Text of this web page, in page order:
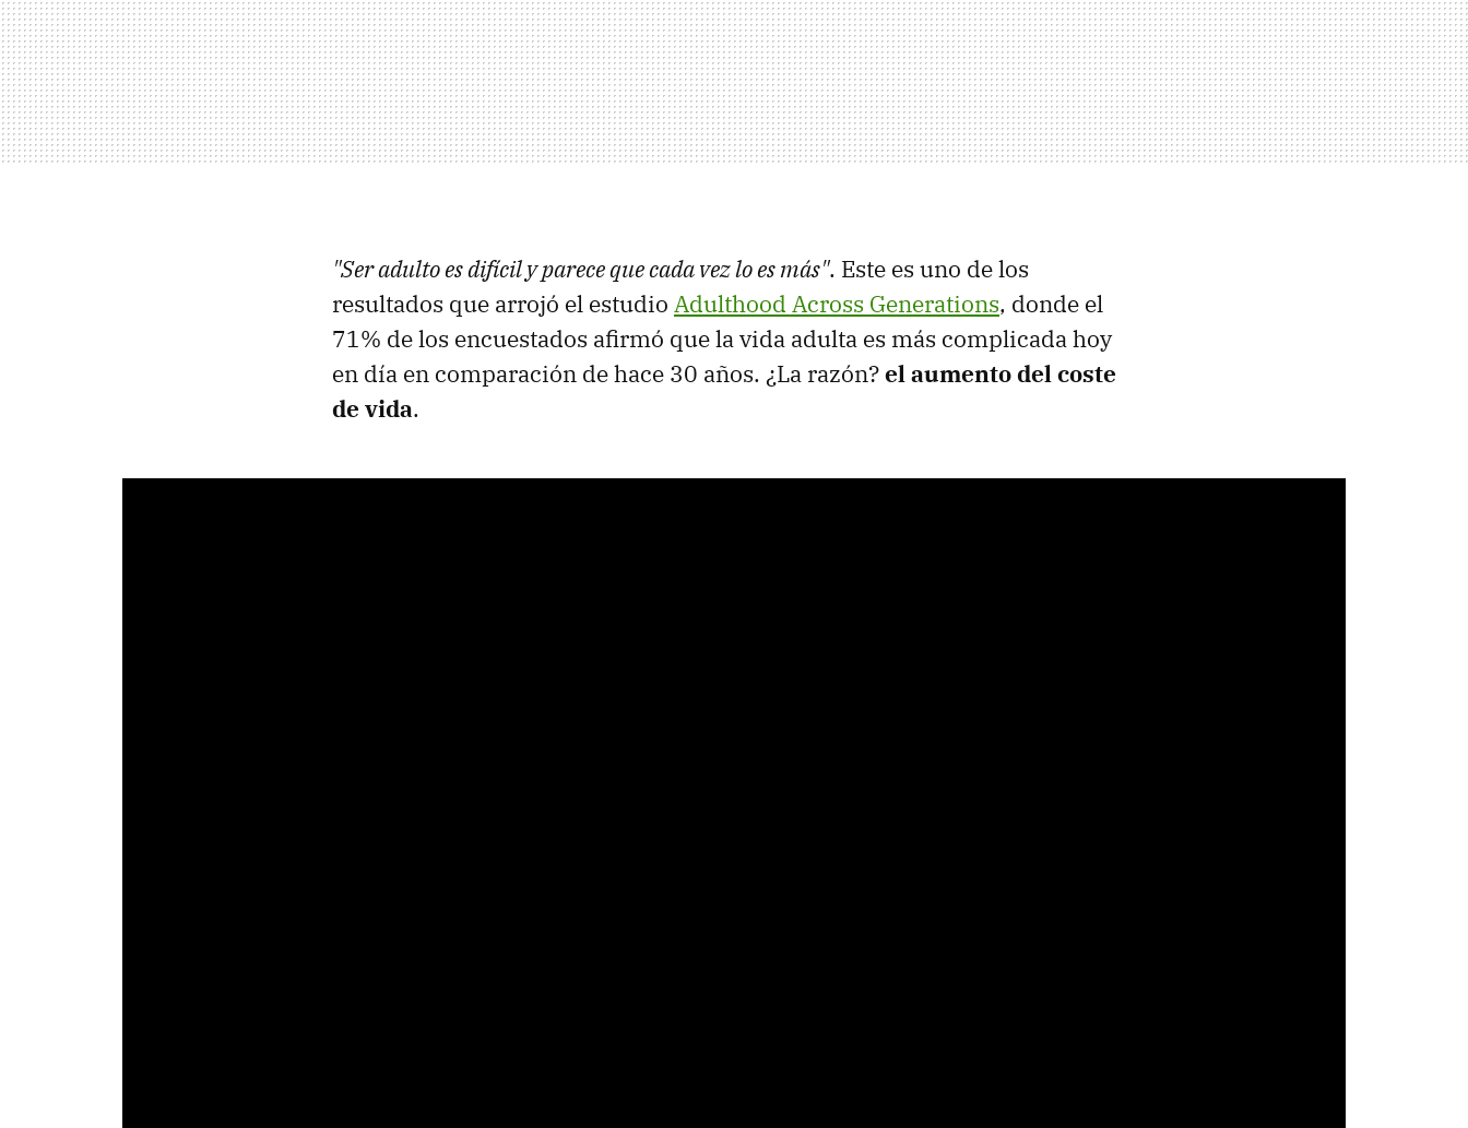
"Ser adulto es difícil y parece que cada vez lo es más". Este es uno de los
resultados que arrojó el estudio Adulthood Across Generations, donde el
71% de los encuestados afirmó que la vida adulta es más complicada hoy
en día en comparación de hace 30 años. ¿La razón?el aumento del coste
de vida.